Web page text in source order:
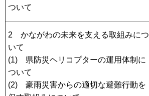
ついて
2 かながわの未来を支える取組みにつ
いて
(1) 県防災ヘリコプターの運用体制に
ついて
(2) 豪雨災害からの適切な避難行動を